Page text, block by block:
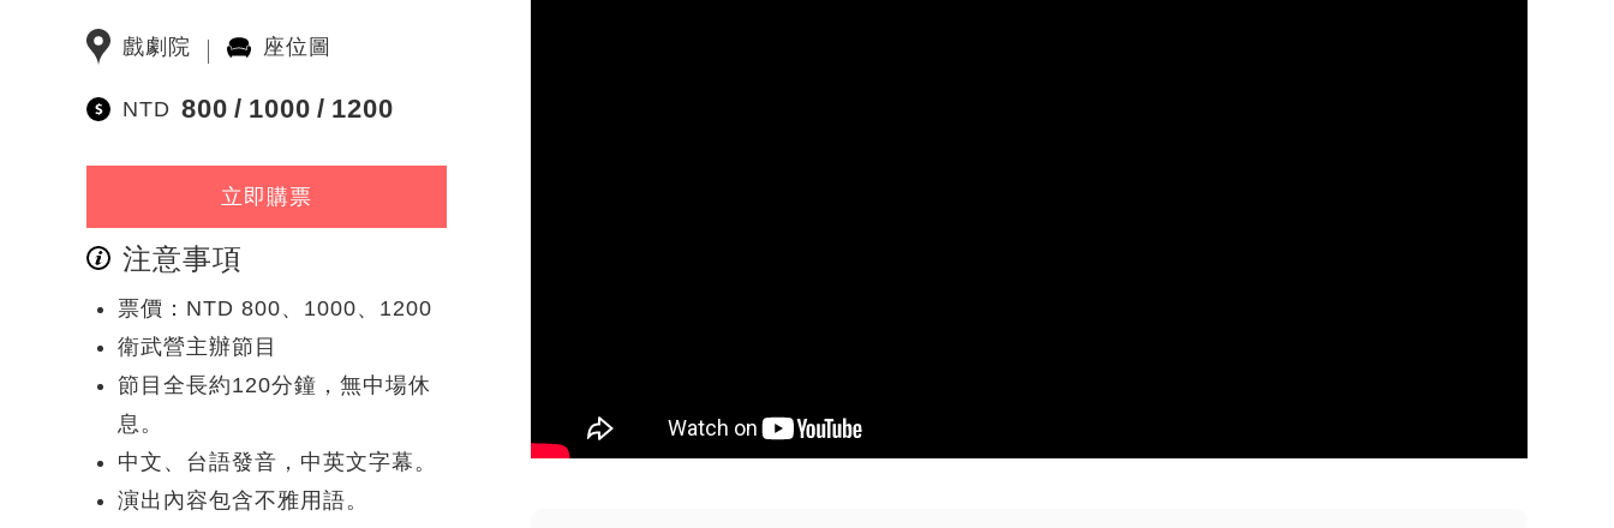
戲劇院 座位圖
NTD 800 1000 1200
立即購票
注意事項
票價：NTD 800、1000、1200
衛武營主辦節目
節目全長約120分鐘，無中場休
息。
中文、台語發音，中英文字幕。
演出內容包含不雅用語。